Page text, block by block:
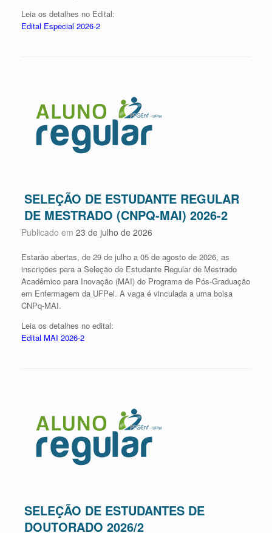
Leia os detalhes no Edital:
Edital Especial 2026-2
SELEÇÃO DE ESTUDANTE REGULAR
DE MESTRADO (CNPQ-MAI) 2026-2
Publicado em 23 de julho de 2026
Estarão abertas, de 29 de julho a 05 de agosto de 2026, as
inscrições para a Seleção de Estudante Regular de Mestrado
Acadêmico para Inovação (MAI) do Programa de Pós-Graduação
em Enfermagem da UFPel. A vaga é vinculada a uma bolsa
CNPq-MAI.
Leia os detalhes no edital:
Edital MAI 2026-2
SELEÇÃO DE ESTUDANTES DE
DOUTORADO 2026/2